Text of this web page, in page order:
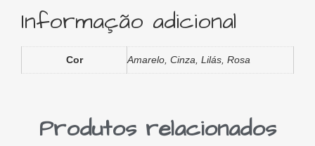
Informação adicional
Cor Amarelo, Cinza, Lilás, Rosa
Produtos relacionados